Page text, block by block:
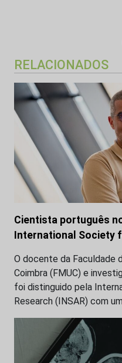
RELACIONADOS
Cientista português
International Society
O docente da Faculdade
Coimbra (FMUC) e
foi distinguido pela
Research (INSAR) com